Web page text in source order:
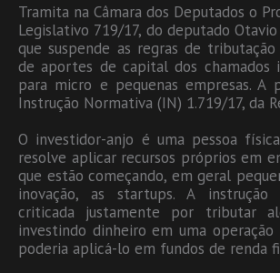
Tramita na Câmara dos Deputados o
Legislativo 719/17, do deputado Otavio
que suspende as regras de
de aportes de capital dos chamados
para micro e pequenas empresas. A
Instrução Normativa (IN) 1.719/17, da
O investidor-anjo é uma pessoa
resolve aplicar recursos próprios em
que estão começando, em geral
inovação, as startups. A
criticada justamente por tributar
investindo dinheiro em uma operação
poderia aplicá-lo em fundos de renda